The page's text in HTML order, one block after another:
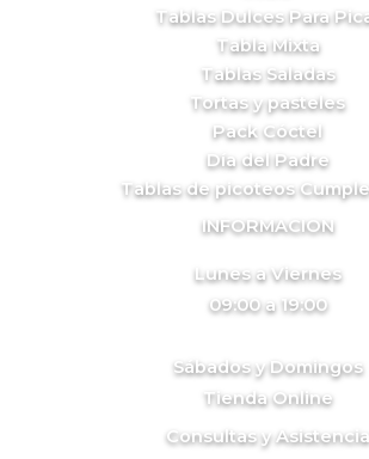
Tablas Dulces Para
Tabla Mixta
Tablas Saladas
Tortas y pasteles
Pack Cóctel
Día del Padre
Tablas de picoteos
INFORMACION
Lunes a Viernes
09:00 a 19:00
Sábados y Domingos
Tienda Online
Consultas y Asistencia